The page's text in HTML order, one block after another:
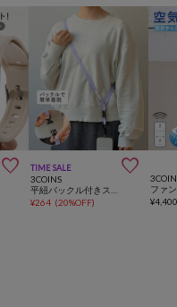
 TIME SALE 
3COINS
¥264 (20%OFF) ¥